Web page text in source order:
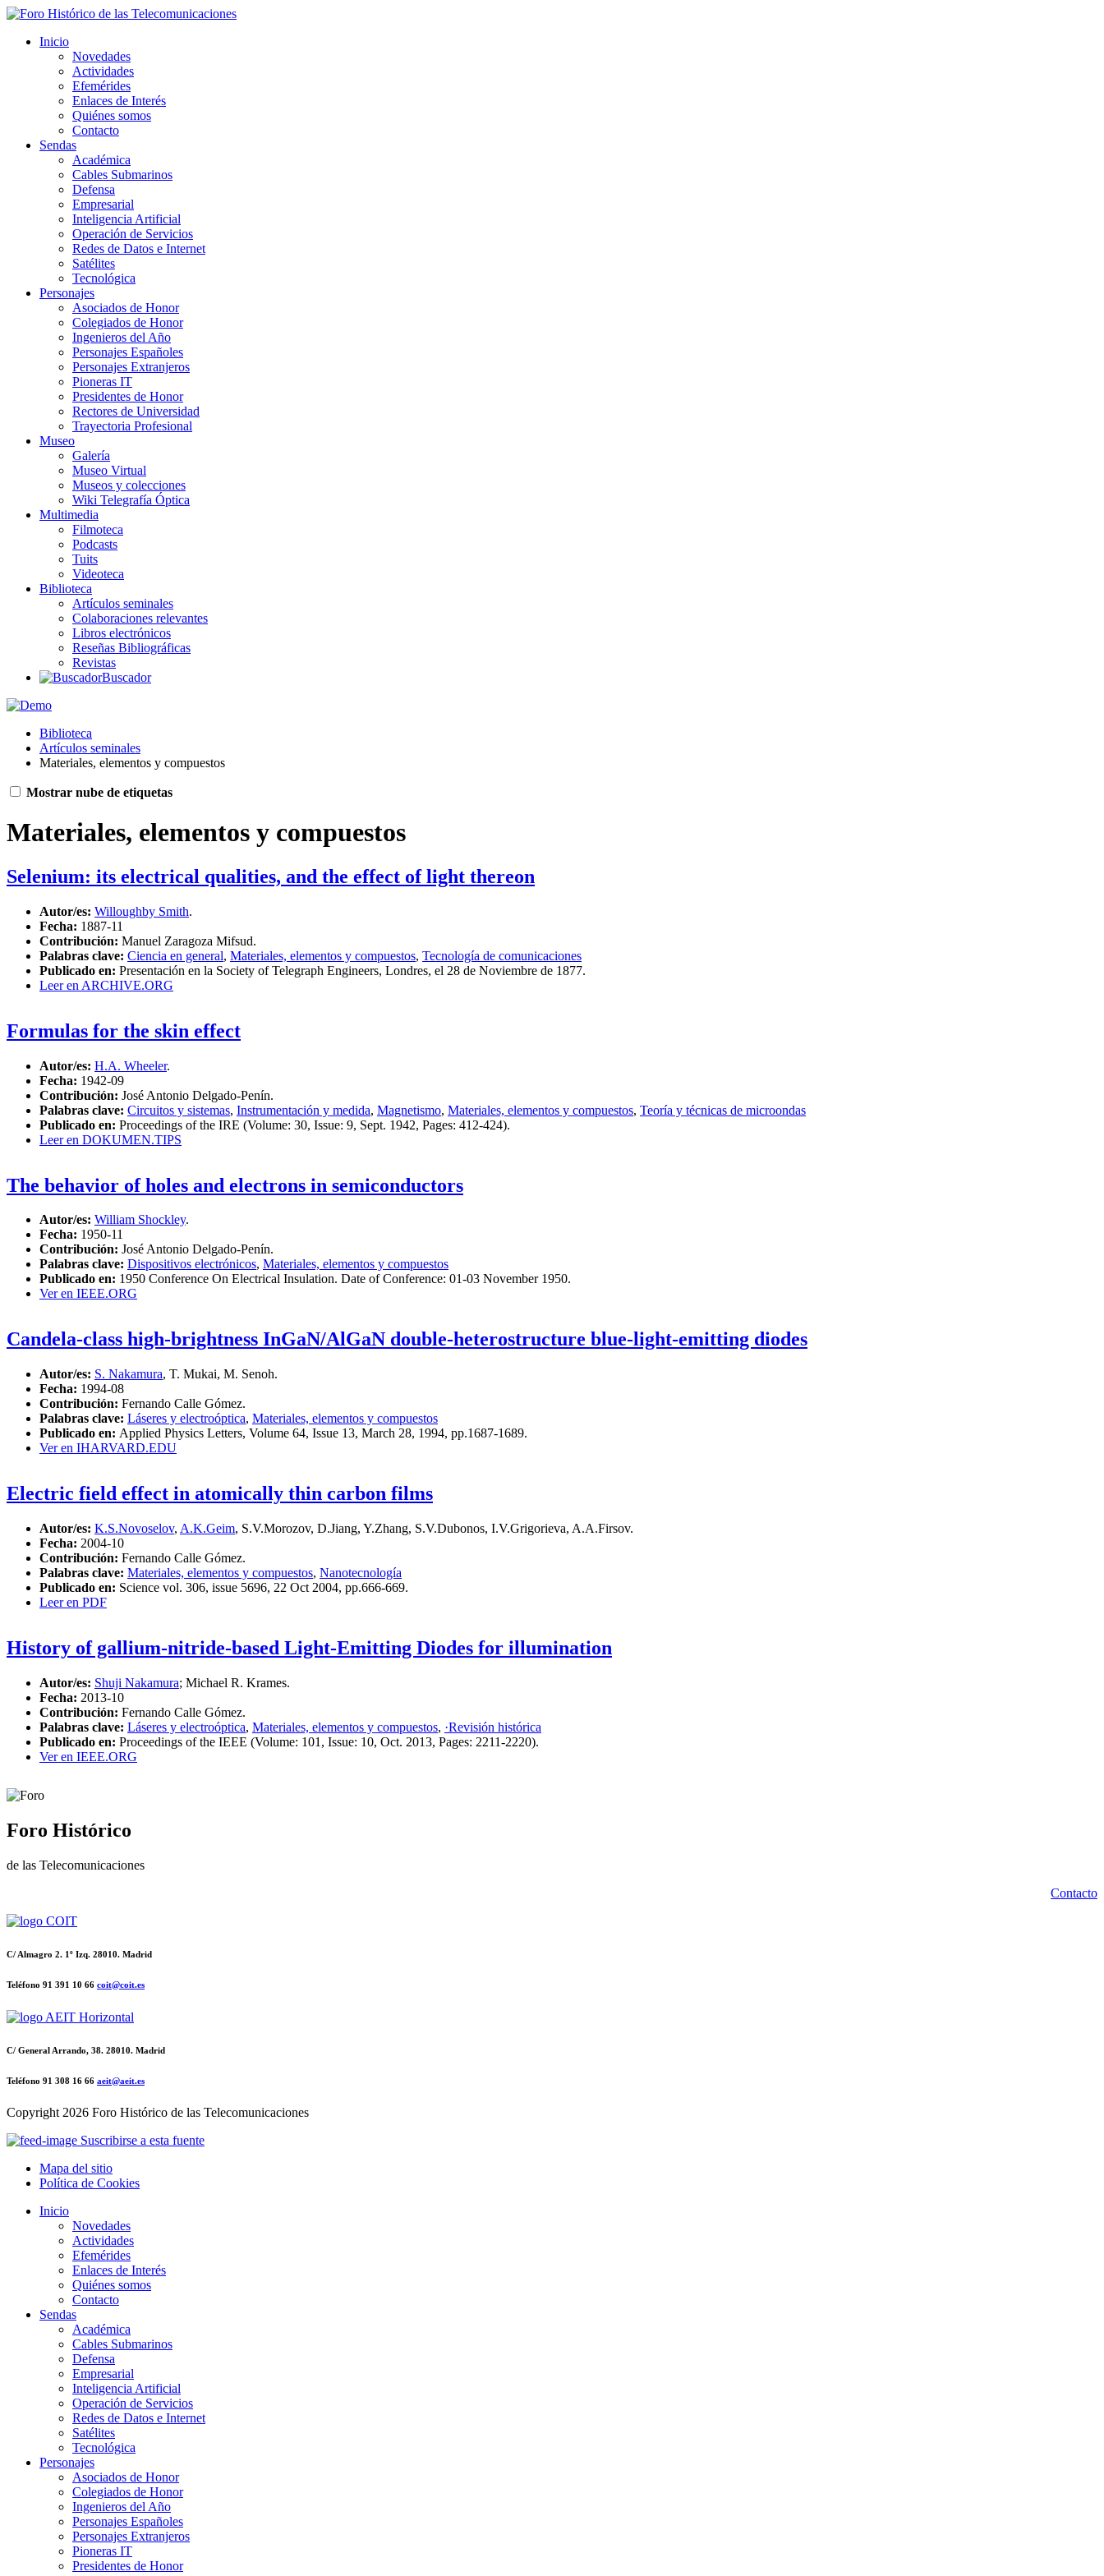
Inicio
Novedades
Actividades
Efemérides
Enlaces de Interés
Quiénes somos
Contacto
Sendas
Académica
Cables Submarinos
Defensa
Empresarial
Inteligencia Artificial
Operación de Servicios
Redes de Datos e Internet
Satélites
Tecnológica
Personajes
Asociados de Honor
Colegiados de Honor
Ingenieros del Año
Personajes Españoles
Personajes Extranjeros
Pioneras IT
Presidentes de Honor
Rectores de Universidad
Trayectoria Profesional
Museo
Galería
Museo Virtual
Museos y colecciones
Wiki Telegrafía Óptica
Multimedia
Filmoteca
Podcasts
Tuits
Videoteca
Biblioteca
Artículos seminales
Colaboraciones relevantes
Libros electrónicos
Reseñas Bibliográficas
Revistas
Buscador
Biblioteca
Artículos seminales
Materiales, elementos y compuestos
Mostrar nube de etiquetas
Materiales, elementos y compuestos
Selenium: its electrical qualities, and the effect of light thereon
Autor/es: Willoughby Smith.
Fecha: 1887-11
Contribución: Manuel Zaragoza Mifsud.
Palabras clave: Ciencia en general, Materiales, elementos y compuestos, Tecnología de comunicaciones
Publicado en: Presentación en la Society of Telegraph Engineers, Londres, el 28 de Noviembre de 1877.
Leer en ARCHIVE.ORG
Formulas for the skin effect
Autor/es: H.A. Wheeler.
Fecha: 1942-09
Contribución: José Antonio Delgado-Penín.
Palabras clave: Circuitos y sistemas, Instrumentación y medida, Magnetismo, Materiales, elementos y compuestos, Teoría y técnicas de microondas
Publicado en: Proceedings of the IRE (Volume: 30, Issue: 9, Sept. 1942, Pages: 412-424).
Leer en DOKUMEN.TIPS
The behavior of holes and electrons in semiconductors
Autor/es: William Shockley.
Fecha: 1950-11
Contribución: José Antonio Delgado-Penín.
Palabras clave: Dispositivos electrónicos, Materiales, elementos y compuestos
Publicado en: 1950 Conference On Electrical Insulation. Date of Conference: 01-03 November 1950.
Ver en IEEE.ORG
Candela-class high-brightness InGaN/AlGaN double-heterostructure blue-light-emitting diodes
Autor/es: S. Nakamura, T. Mukai, M. Senoh.
Fecha: 1994-08
Contribución: Fernando Calle Gómez.
Palabras clave: Láseres y electroóptica, Materiales, elementos y compuestos
Publicado en: Applied Physics Letters, Volume 64, Issue 13, March 28, 1994, pp.1687-1689.
Ver en IHARVARD.EDU
Electric field effect in atomically thin carbon films
Autor/es: K.S.Novoselov, A.K.Geim, S.V.Morozov, D.Jiang, Y.Zhang, S.V.Dubonos, I.V.Grigorieva, A.A.Firsov.
Fecha: 2004-10
Contribución: Fernando Calle Gómez.
Palabras clave: Materiales, elementos y compuestos, Nanotecnología
Publicado en: Science vol. 306, issue 5696, 22 Oct 2004, pp.666-669.
Leer en PDF
History of gallium-nitride-based Light-Emitting Diodes for illumination
Autor/es: Shuji Nakamura; Michael R. Krames.
Fecha: 2013-10
Contribución: Fernando Calle Gómez.
Palabras clave: Láseres y electroóptica, Materiales, elementos y compuestos, ·Revisión histórica
Publicado en: Proceedings of the IEEE (Volume: 101, Issue: 10, Oct. 2013, Pages: 2211-2220).
Ver en IEEE.ORG
Foro Histórico
de las Telecomunicaciones
Contacto
C/ Almagro 2. 1º Izq. 28010. Madrid
Teléfono 91 391 10 66 coit@coit.es
C/ General Arrando, 38. 28010. Madrid
Teléfono 91 308 16 66 aeit@aeit.es
Copyright2026 Foro Histórico de las Telecomunicaciones
Suscribirse a esta fuente
Mapa del sitio
Política de Cookies
Inicio
Novedades
Actividades
Efemérides
Enlaces de Interés
Quiénes somos
Contacto
Sendas
Académica
Cables Submarinos
Defensa
Empresarial
Inteligencia Artificial
Operación de Servicios
Redes de Datos e Internet
Satélites
Tecnológica
Personajes
Asociados de Honor
Colegiados de Honor
Ingenieros del Año
Personajes Españoles
Personajes Extranjeros
Pioneras IT
Presidentes de Honor